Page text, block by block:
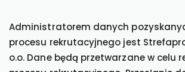
Administratorem danych
procesu rekrutacyjnego jest
o.o. Dane będą przetwarzane w celu